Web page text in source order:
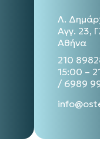
Λ.
Αγγ. 23,
Αθήνα
210
15:00 –
/ 6989